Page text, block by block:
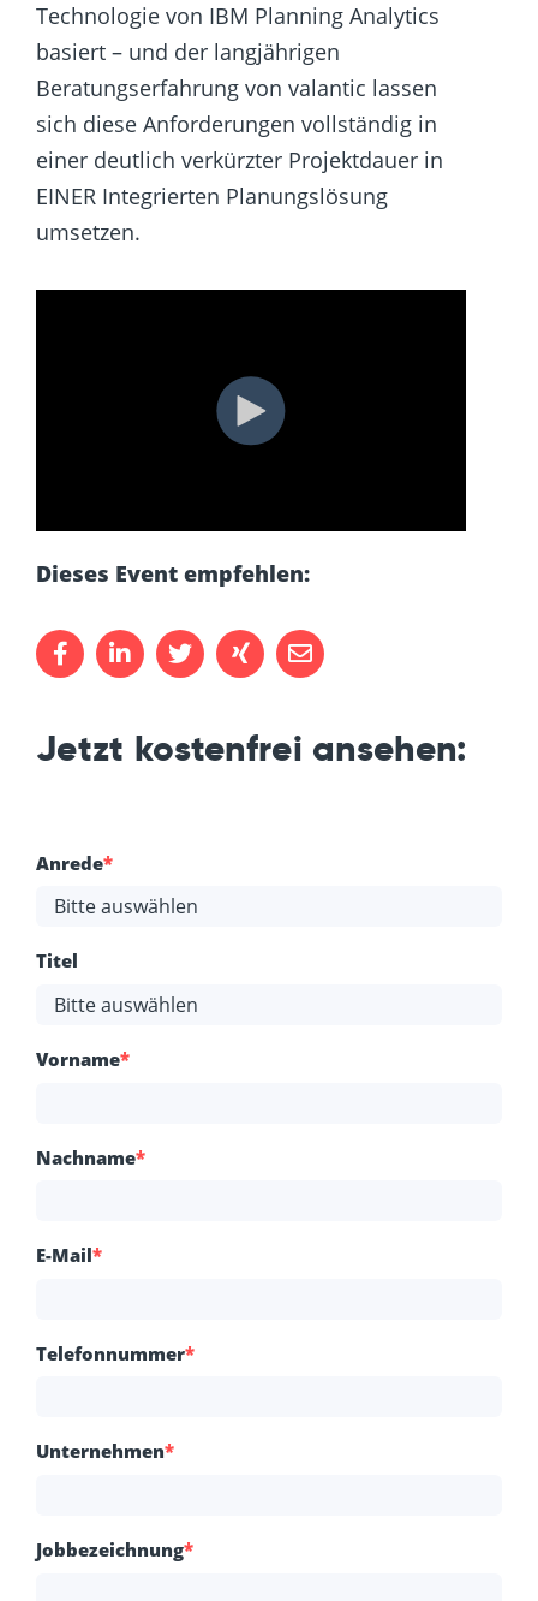
Technologie von IBM Planning Analytics
basiert – und der langjährigen
Beratungserfahrung von valantic lassen
sich diese Anforderungen vollständig in
einer deutlich verkürzter Projektdauer in
EINER Integrierten Planungslösung
umsetzen.
Dieses Event empfehlen:
Jetzt kostenfrei ansehen:
Anrede*
Titel
Vorname*
Nachname*
E-Mail*
Telefonnummer*
Unternehmen*
Jobbezeichnung*